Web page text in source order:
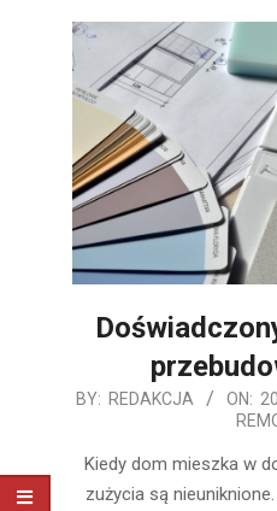
2020-
20
BY: REDAKCJA ON:
Kiedy dom mieszka w
zużycia są